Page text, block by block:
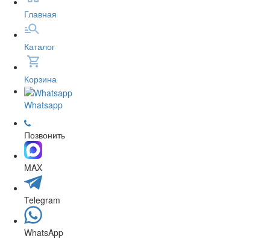
Главная
Каталог
Корзина
Whatsapp
Позвонить
MAX
Telegram
WhatsApp